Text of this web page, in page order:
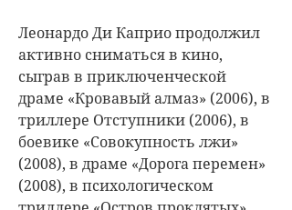
Леонардо Ди Каприо продолжил
активно сниматься в кино,
сыграв в приключенческой
драме «Кровавый алмаз» (2006), в
триллере Отступники (2006), в
боевике «Совокупность лжи»
(2008), в драме «Дорога перемен»
(2008), в психологическом